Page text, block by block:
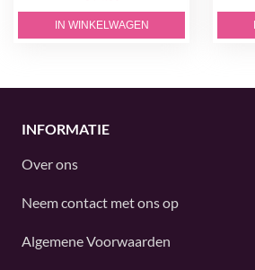
IN WINKELWAGEN
INFORMATIE
Over ons
Neem contact met ons op
Algemene Voorwaarden